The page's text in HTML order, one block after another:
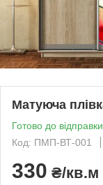
Матуюча
Готово до
Код: ПМП-ВТ-001
330 ₴/кв.м